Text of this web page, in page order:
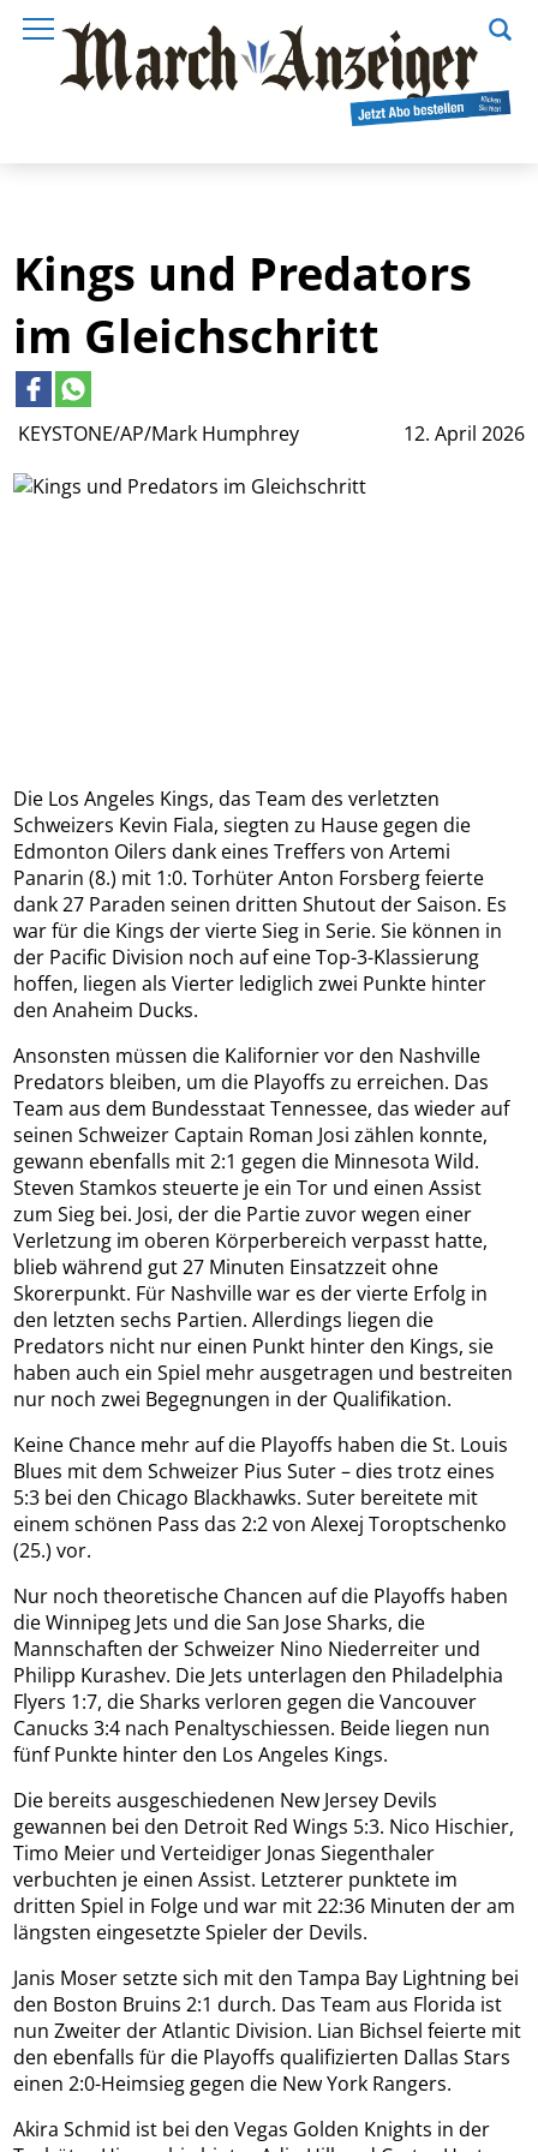
KEYSTONE/AP/Mark Humphrey 12. April 2026
Kings und Predators
im Gleichschritt
Die Los Angeles Kings, das Team des verletzten
Schweizers Kevin Fiala, siegten zu Hause gegen die
Edmonton Oilers dank eines Treffers von Artemi
Panarin (8.) mit 1:0. Torhüter Anton Forsberg feierte
dank 27 Paraden seinen dritten Shutout der Saison. Es
war für die Kings der vierte Sieg in Serie. Sie können in
der Pacific Division noch auf eine Top-3-Klassierung
hoffen, liegen als Vierter lediglich zwei Punkte hinter
den Anaheim Ducks.
Ansonsten müssen die Kalifornier vor den Nashville
Predators bleiben, um die Playoffs zu erreichen. Das
Team aus dem Bundesstaat Tennessee, das wieder auf
seinen Schweizer Captain Roman Josi zählen konnte,
gewann ebenfalls mit 2:1 gegen die Minnesota Wild.
Steven Stamkos steuerte je ein Tor und einen Assist
zum Sieg bei. Josi, der die Partie zuvor wegen einer
Verletzung im oberen Körperbereich verpasst hatte,
blieb während gut 27 Minuten Einsatzzeit ohne
Skorerpunkt. Für Nashville war es der vierte Erfolg in
den letzten sechs Partien. Allerdings liegen die
Predators nicht nur einen Punkt hinter den Kings, sie
haben auch ein Spiel mehr ausgetragen und bestreiten
nur noch zwei Begegnungen in der Qualifikation.
Keine Chance mehr auf die Playoffs haben die St. Louis
Blues mit dem Schweizer Pius Suter – dies trotz eines
5:3 bei den Chicago Blackhawks. Suter bereitete mit
einem schönen Pass das 2:2 von Alexej Toroptschenko
(25.) vor.
Nur noch theoretische Chancen auf die Playoffs haben
die Winnipeg Jets und die San Jose Sharks, die
Mannschaften der Schweizer Nino Niederreiter und
Philipp Kurashev. Die Jets unterlagen den Philadelphia
Flyers 1:7, die Sharks verloren gegen die Vancouver
Canucks 3:4 nach Penaltyschiessen. Beide liegen nun
fünf Punkte hinter den Los Angeles Kings.
Die bereits ausgeschiedenen New Jersey Devils
gewannen bei den Detroit Red Wings 5:3. Nico Hischier,
Timo Meier und Verteidiger Jonas Siegenthaler
verbuchten je einen Assist. Letzterer punktete im
dritten Spiel in Folge und war mit 22:36 Minuten der am
längsten eingesetzte Spieler der Devils.
Janis Moser setzte sich mit den Tampa Bay Lightning bei
den Boston Bruins 2:1 durch. Das Team aus Florida ist
nun Zweiter der Atlantic Division. Lian Bichsel feierte mit
den ebenfalls für die Playoffs qualifizierten Dallas Stars
einen 2:0-Heimsieg gegen die New York Rangers.
Akira Schmid ist bei den Vegas Golden Knights in der